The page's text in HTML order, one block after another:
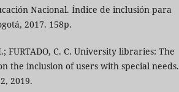
Nacional. Índice de inclusión para
2017. 158p.
FURTADO, C. C. University libraries: The
the inclusion of users with special needs.
2019.